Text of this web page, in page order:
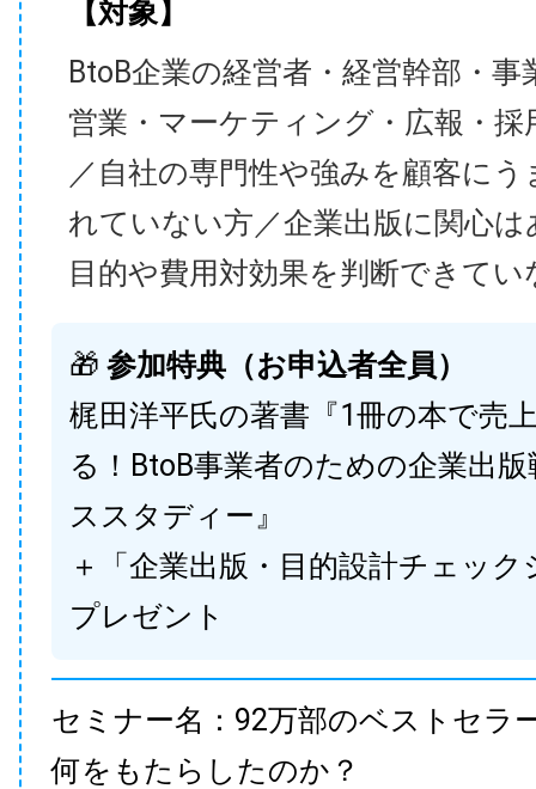
【対象】
BtoB企業の経営者・経営幹部・事
営業・マーケティング・広報・採
／自社の専門性や強みを顧客に
れていない方／企業出版に関心
目的や費用対効果を判断できてい
🎁 参加特典（お申込者全員）
梶田洋平氏の著書『1冊の本で売
る！BtoB事業者のための企業出
ススタディー』
＋「企業出版・目的設計チェック
プレゼント
セミナー名：92万部のベストセラ
何をもたらしたのか？